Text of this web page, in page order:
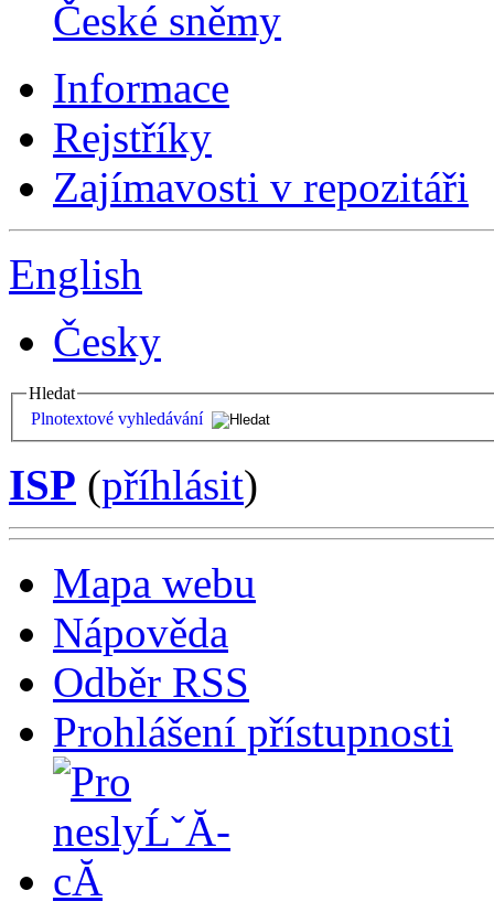
České sněmy
Informace
Rejstříky
Zajímavosti v repozitáři
English
Česky
Hledat
Plnotextové vyhledávání
ISP (příhlásit)
Mapa webu
Nápověda
Odběr RSS
Prohlášení přístupnosti